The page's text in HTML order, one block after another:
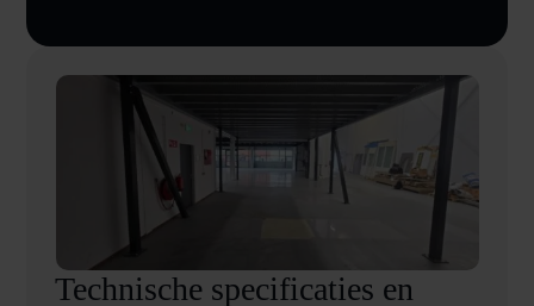
Technische specificaties en